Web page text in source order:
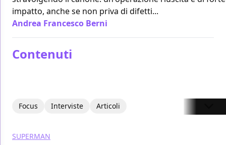
impatto, anche se non priva di difetti...
Andrea Francesco Berni
Contenuti
Focus Interviste Articoli
SUPERMAN